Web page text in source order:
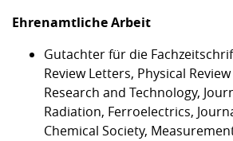
Ehrenamtliche Arbeit
Gutachter für die
Review Letters, Physical
Research and Technology,
Radiation, Ferroelectrics,
Chemical Society,